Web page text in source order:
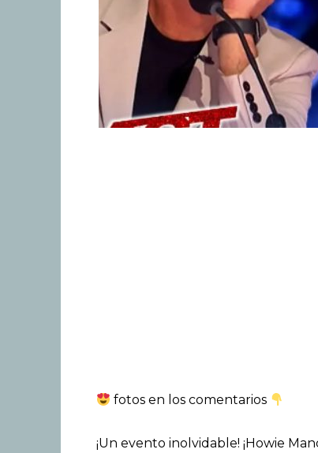
fotos en los comentarios
¡Un evento inolvidable! ¡Howie